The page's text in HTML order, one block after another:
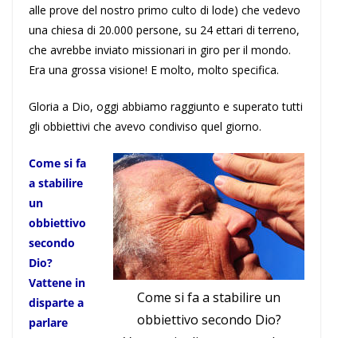
alle prove del nostro primo culto di lode) che vedevo
una chiesa di 20.000 persone, su 24 ettari di terreno,
che avrebbe inviato missionari in giro per il mondo.
Era una grossa visione! E molto, molto specifica.
Gloria a Dio, oggi abbiamo raggiunto e superato tutti
gli obbiettivi che avevo condiviso quel giorno.
Come si fa a stabilire un
obbiettivo secondo Dio?
Come si fa
a stabilire
un
obbiettivo
secondo
Dio?
Vattene in
disparte a
parlare